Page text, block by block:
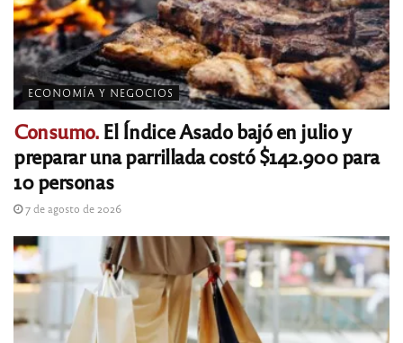
ECONOMÍA Y NEGOCIOS
Consumo.El Índice Asado bajó en julio y
preparar una parrillada costó $142.900 para
10 personas
7 de agosto de 2026